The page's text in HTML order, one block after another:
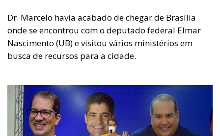
Dr. Marcelo havia acabado de chegar de Brasília
onde se encontrou com o deputado federal Elmar
Nascimento (UB) e visitou vários ministérios em
busca de recursos para a cidade.